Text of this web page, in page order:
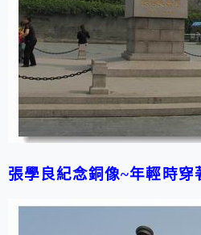
張學良紀念銅像~年輕時穿